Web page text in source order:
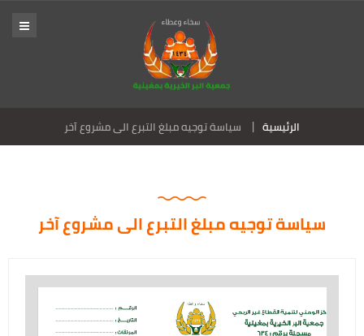
الرئيسية سياسة توجيه مبلغ التبرع الى مشروع آخر
سياسة توجيه مبلغ التبرع الى مشروع آخر